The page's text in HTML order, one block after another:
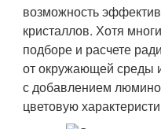
возможность
кристаллов. Хотя
подборе и расчете
от окружающей среды
с добавлением
цветовую